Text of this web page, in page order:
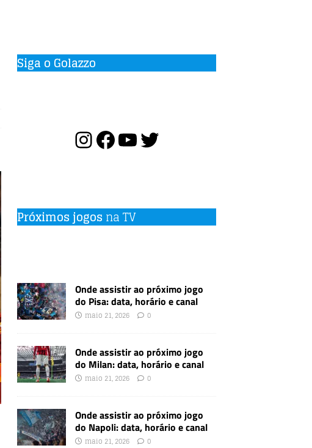
Siga o Golazzo
Próximos jogos na TV
Onde assistir ao próximo jogo
do Pisa: data, horário e canal
maio 21, 2026 0
Onde assistir ao próximo jogo
do Milan: data, horário e canal
maio 21, 2026 0
Onde assistir ao próximo jogo
do Napoli: data, horário e canal
maio 21, 2026 0